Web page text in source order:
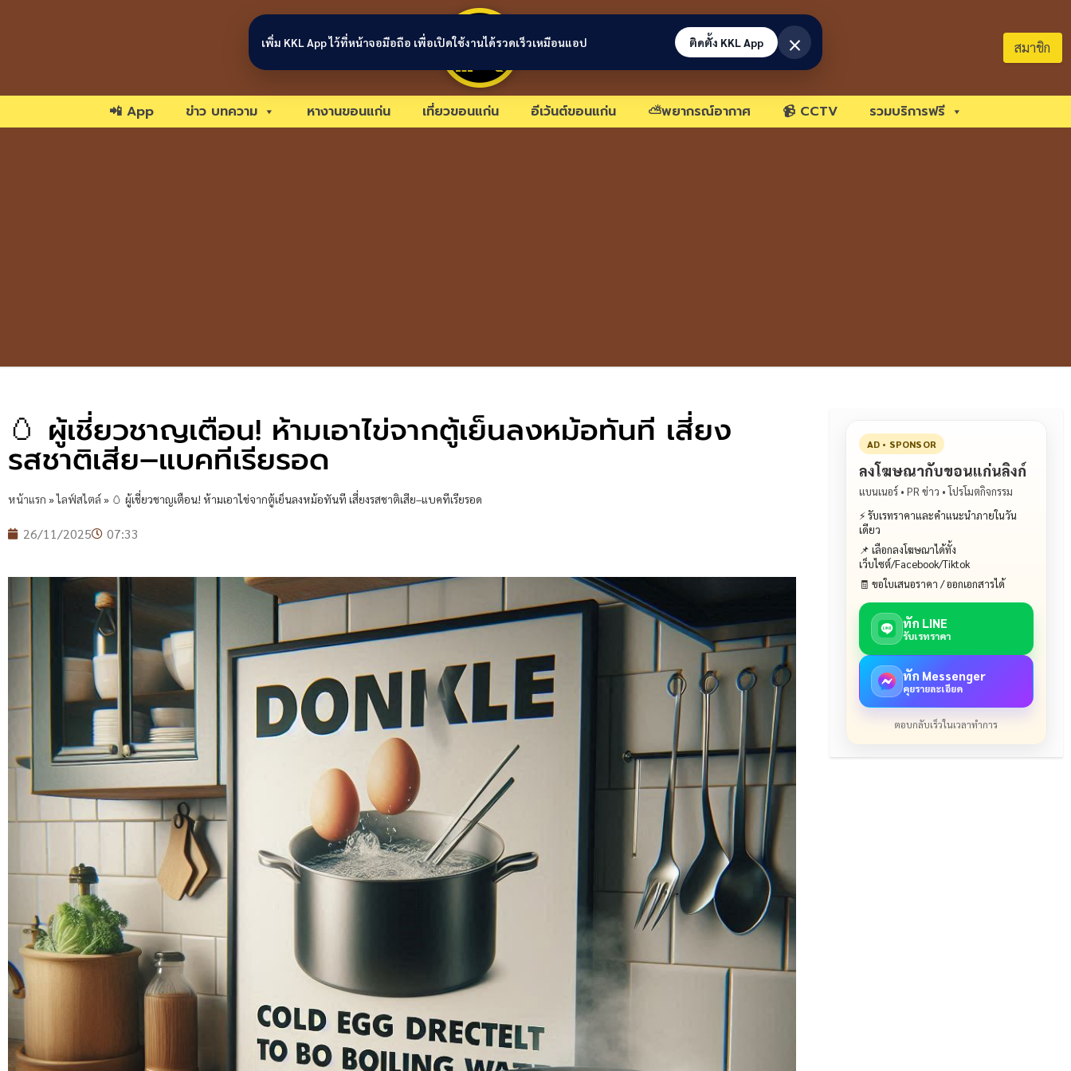
ขอนแก่นลิงก์ สมาชิก
📲 App ข่าว บทความ หางานขอนแก่น เที่ยวขอนแก่น อีเว้นต์ขอนแก่น ⛅พยากรณ์อากาศ 📹 CCTV รวมบริการฟรี
🥚 ผู้เชี่ยวชาญเตือน! ห้ามเอาไข่จากตู้เย็นลงหม้อทันที เสี่ยง
รสชาติเสีย–แบคทีเรียรอด
หน้าแรก »ไลฟ์สไตล์» 🥚 ผู้เชี่ยวชาญเตือน! ห้ามเอาไข่จากตู้เย็นลงหม้อทันที เสี่ยงรสชาติเสีย–แบคทีเรียรอด
26/11/2025 07:33
AD • SPONSOR
ลงโฆษณากับขอนแก่นลิงก์
แบนเนอร์ • PR ข่าว • โปรโมตกิจกรรม
⚡ รับเรทราคาและคำแนะนำภายในวัน
เดียว
📌 เลือกลงโฆษณาได้ทั้ง
เว็บไซต์/Facebook/Tiktok
🧾 ขอใบเสนอราคา / ออกเอกสารได้
ทัก LINE
รับเรทราคา
ทัก Messenger
คุยรายละเอียด
ตอบกลับเร็วในเวลาทำการ
เพิ่ม KKL App ไว้ที่หน้าจอมือถือ เพื่อเปิดใช้งานได้รวดเร็วเหมือนแอป ติดตั้ง KKL App ×